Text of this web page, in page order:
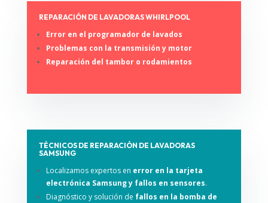
REPARACIÓN DE LAVADORAS WHIRLPOOL
Error en el programador de lavados
Problemas con la transmisión y motor
Reparación del tambor o rodamientos
TÉCNICOS DE REPARACIÓN DE LAVADORAS
SAMSUNG
Localizamos expertos en error en la tarjeta
electrónica Samsung y fallos en sensores.
Diagnóstico y solución de fallos en la bomba de